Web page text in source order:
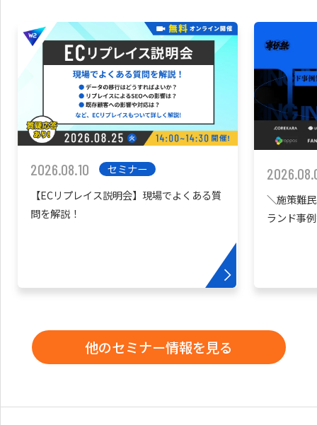
2026.08.10
セミナー
【ECリプレイス説明会】現場でよくある質
問を解説！
＼施策難
ランド事
他のセミナー情報を見る